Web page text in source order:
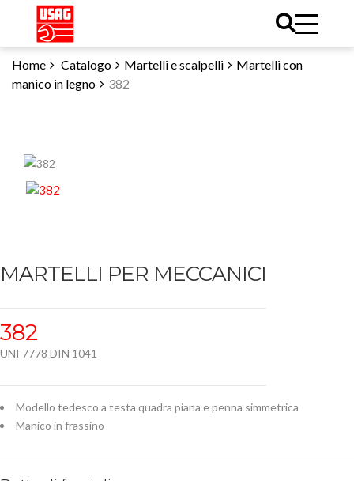
Home Catalogo Martelli e scalpelli
Martelli con
manico in legno
382
MARTELLI PER MECCANICI
382
UNI 7778 DIN 1041
Modello tedesco a testa quadra piana e penna simmetrica
Manico in frassino